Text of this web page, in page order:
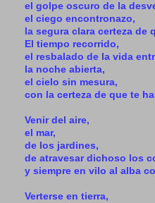
el golpe oscuro de la
el ciego encontronazo,
la segura clara certeza de
El tiempo recorrido,
el resbalado de la vida
la noche abierta,
el cielo sin mesura,
con la certeza de que te
Venir del aire,
el mar,
de los jardines,
de atravesar dichoso los
y siempre en vilo al alba
Verterse en tierra,